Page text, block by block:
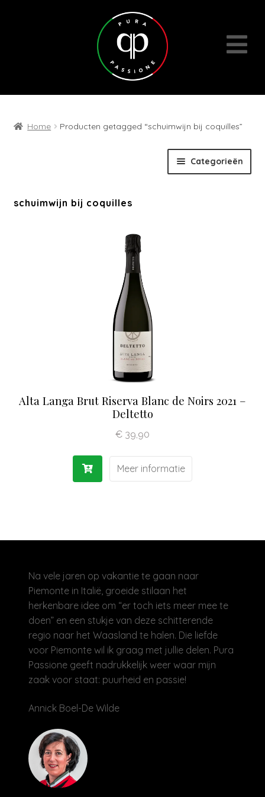
Home Producten getagged “schuimwijn bij coquilles”
Categorieën
Wijnen
Wijn- en geschenkpakketten
schuimwijn bij coquilles
Alta Langa Brut Riserva Blanc de Noirs 2021 –
Deltetto
€ 39,90
Meer informatie
Na vele jaren op vakantie te gaan naar
Piemonte in Italië, groeide stilaan het
herkenbare idee om “er toch iets meer mee te
doen” en een stukje van deze schitterende
regio naar het Waasland te halen. Die liefde
voor Piemonte wil ik graag met jullie delen. Pura
Passione geeft nadrukkelijk weer waar mijn
zaak voor staat: puurheid en passie!
Annick Boel-De Wilde